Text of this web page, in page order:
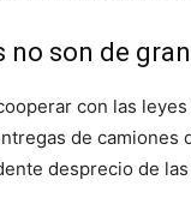
no son de
con las
de camiones
desprecio de